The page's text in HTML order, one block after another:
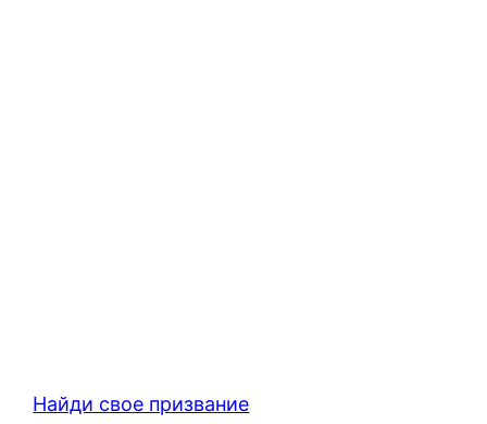
Найди свое призвание